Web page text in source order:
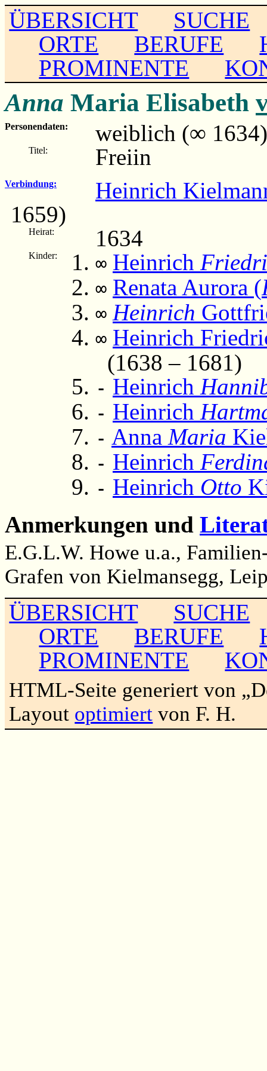
ÜBERSICHT
SUCHE
ORTE
BERUFE
PROMINENTE
Anna Maria Elisabeth
Personendaten: weiblich (∞ 1634)
Titel: Freiin
Verbindung:
Heinrich
1659)
Heirat: 1634
Kinder: ∞ Heinrich
∞ Renata Aurora (
∞ Heinrich
∞ Heinrich
(1638 – 1681)
- Heinrich
- Heinrich
- Anna Maria
- Heinrich
- Heinrich Otto
Anmerkungen und
E.G.L.W. Howe u.a.,
Grafen von Kielmansegg,
ÜBERSICHT
SUCHE
ORTE
BERUFE
PROMINENTE
HTML-Seite generiert von
Layout optimiert von F. H.